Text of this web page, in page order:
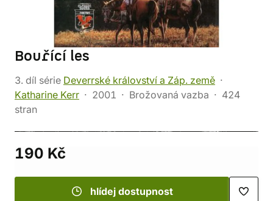
Bouřící les
3. díl série Deverrské království a Záp. země
Katharine Kerr
2001 Brožovaná vazba
424
stran
190 Kč
hlídej dostupnost